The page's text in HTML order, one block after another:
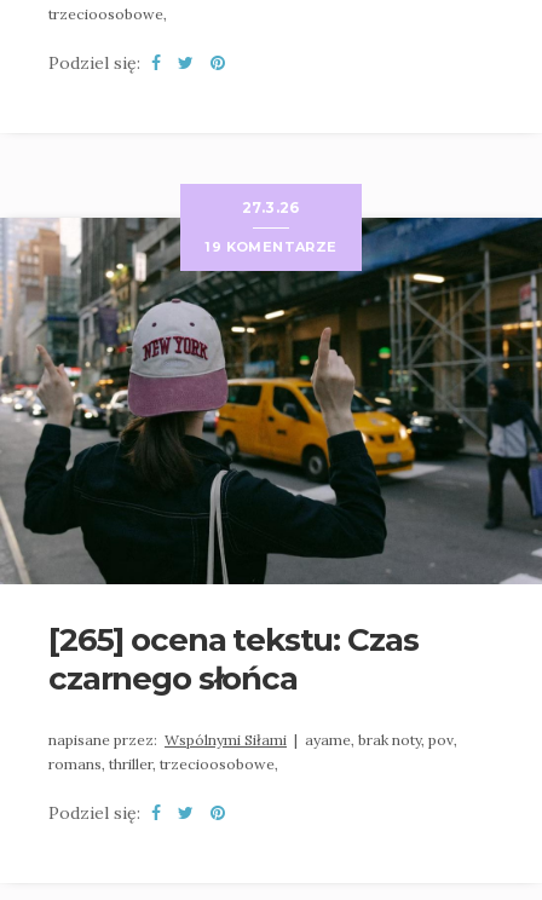
trzecioosobowe,
Podziel się:
27.3.26
19 KOMENTARZE
[265] ocena tekstu: Czas
czarnego słońca
napisane przez: Wspólnymi Siłami | ayame, brak noty, pov,
romans, thriller, trzecioosobowe,
Podziel się: